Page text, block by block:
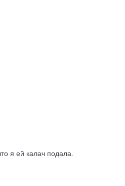
я ей калач подала.